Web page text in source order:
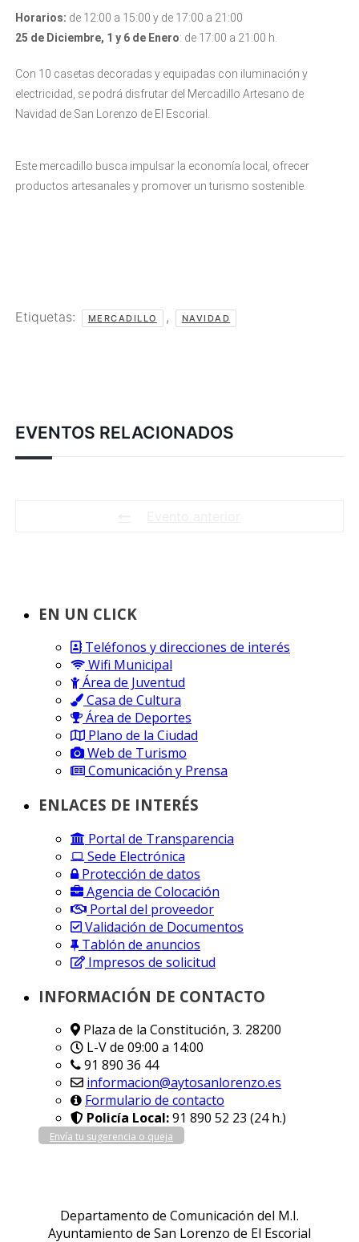
Horarios: de 12:00 a 15:00 y de 17:00 a 21:00
25 de Diciembre, 1 y 6 de Enero: de 17:00 a 21:00 h.
Con 10 casetas decoradas y equipadas con iluminación y
electricidad, se podrá disfrutar del Mercadillo Artesano de
Navidad de San Lorenzo de El Escorial.
Este mercadillo busca impulsar la economía local, ofrecer
productos artesanales y promover un turismo sostenible.
Etiquetas: MERCADILLO , NAVIDAD
EVENTOS RELACIONADOS
EN UN CLICK
Teléfonos y direcciones de interés
Wifi Municipal
Área de Juventud
Casa de Cultura
Área de Deportes
Plano de la Ciudad
Web de Turismo
Comunicación y Prensa
ENLACES DE INTERÉS
Portal de Transparencia
Sede Electrónica
Protección de datos
Agencia de Colocación
Portal del proveedor
Validación de Documentos
Tablón de anuncios
Impresos de solicitud
INFORMACIÓN DE CONTACTO
Plaza de la Constitución, 3. 28200
L-V de 09:00 a 14:00
91 890 36 44
informacion@aytosanlorenzo.es
Formulario de contacto
Policía Local:91 890 52 23 (24 h.)
Envía tu sugerencia o queja
Departamento de Comunicación del M.I.
Ayuntamiento de San Lorenzo de El Escorial